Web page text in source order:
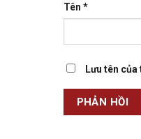
Tên *
Lưu tên